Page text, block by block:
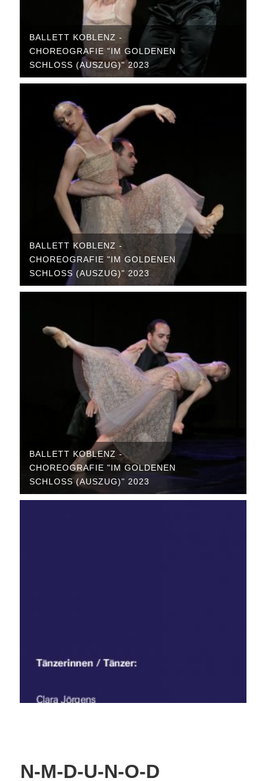
BALLETT KOBLENZ -
CHOREOGRAFIE "IM GOLDENEN
SCHLOSS (AUSZUG)" 2023
BALLETT KOBLENZ -
CHOREOGRAFIE "IM GOLDENEN
SCHLOSS (AUSZUG)" 2023
BALLETT KOBLENZ -
CHOREOGRAFIE "IM GOLDENEN
SCHLOSS (AUSZUG)" 2023
N-M-D-U-N-O-D